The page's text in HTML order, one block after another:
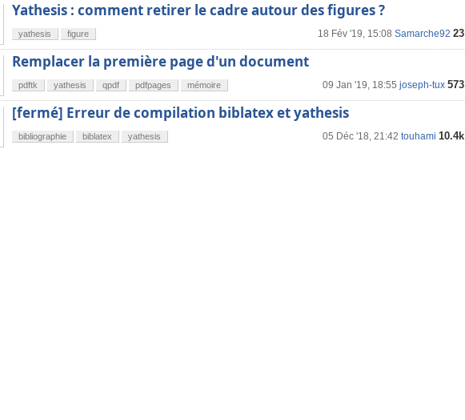
Yathesis : comment retirer le cadre autour des figures ?
18 Fév '19, 15:08 Samarche92 23
yathesis figure
Remplacer la première page d'un document
09 Jan '19, 18:55 joseph-tux 573
pdftk yathesis qpdf pdfpages mémoire
[fermé] Erreur de compilation biblatex et yathesis
05 Déc '18, 21:42 touhami 10.4k
bibliographie biblatex yathesis